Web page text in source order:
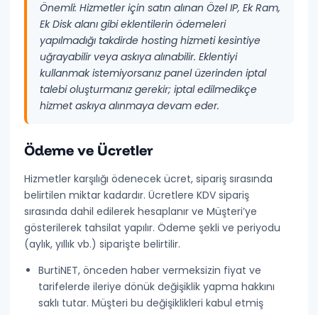
Önemli: Hizmetler için satın alınan Özel IP, Ek Ram,
Ek Disk alanı gibi eklentilerin ödemeleri
yapılmadığı takdirde hosting hizmeti kesintiye
uğrayabilir veya askıya alınabilir. Eklentiyi
kullanmak istemiyorsanız panel üzerinden iptal
talebi oluşturmanız gerekir; iptal edilmedikçe
hizmet askıya alınmaya devam eder.
Ödeme ve Ücretler
Hizmetler karşılığı ödenecek ücret, sipariş sırasında
belirtilen miktar kadardır. ÜcretlereKDV sipariş
sırasında dahil edilerek hesaplanır ve Müşteri’ye
gösterilerek tahsilat yapılır. Ödeme şekli ve periyodu
(aylık, yıllık vb.) siparişte belirtilir.
BurtiNET, önceden haber vermeksizin fiyat ve
tarifelerde ileriye dönük değişiklik yapma hakkını
saklı tutar. Müşteri bu değişiklikleri kabul etmiş